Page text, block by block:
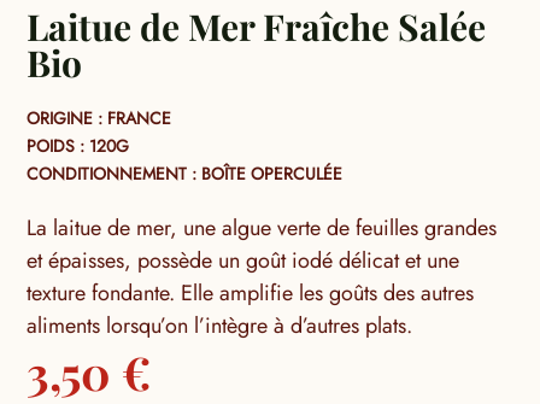
Laitue de Mer Fraîche Salée
Bio
ORIGINE : FRANCE
POIDS : 120G
CONDITIONNEMENT : BOÎTE OPERCULÉE
La laitue de mer, une algue verte de feuilles grandes
et épaisses, possède un goût iodé délicat et une
texture fondante. Elle amplifie les goûts des autres
aliments lorsqu’on l’intègre à d’autres plats.
3,50 €